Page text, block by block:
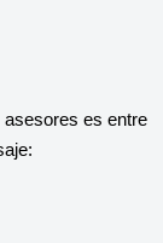
es entre